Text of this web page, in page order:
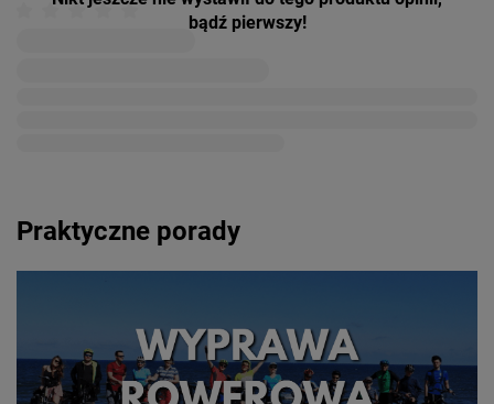
bądź pierwszy!
Praktyczne porady